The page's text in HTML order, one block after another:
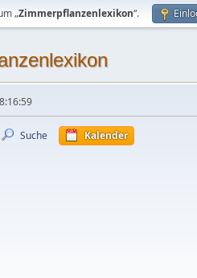
„Zimmerpflanzenlexikon“.
Suche Kalender